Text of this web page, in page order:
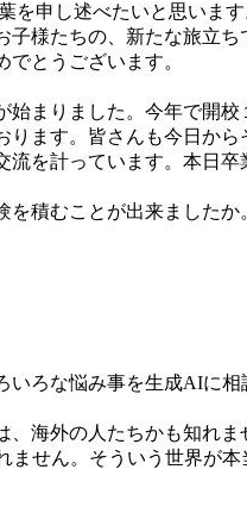
申し述べたいと思います
様たちの、新たな旅立
とうございます。
まりました。今年で開校
ます。皆さんも今日か
を計っています。本日
積むことが出来ました
ろな悩み事を生成AIに
海外の人たちかも知れ
せん。そういう世界が本